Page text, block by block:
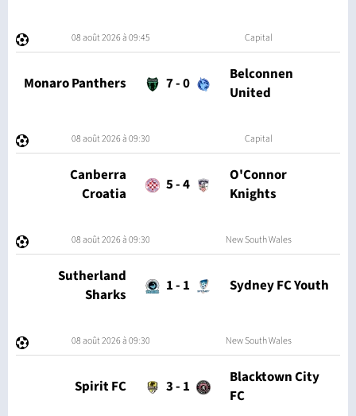
08 août 2026 à 09:45 Capital
Monaro Panthers 7-0
Belconnen
United
08 août 2026 à 09:30 Capital
Canberra
Croatia
5-4
O'Connor
Knights
08 août 2026 à 09:30 New South Wales
Sutherland
Sharks
1- 1 Sydney FC Youth
08 août 2026 à 09:30 New South Wales
Spirit FC 3- 1
Blacktown City
FC